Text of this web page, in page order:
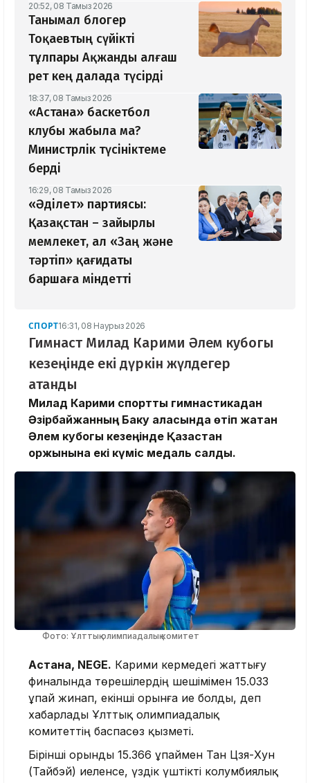
20:52, 08 Тамыз 2026
Танымал блогер
Тоқаевтың сүйікті
тұлпары Ақжанды алғаш
рет кең далада түсірді
18:37, 08 Тамыз 2026
«Астана» баскетбол
клубы жабыла ма?
Министрлік түсініктеме
берді
16:29, 08 Тамыз 2026
«Әділет» партиясы:
Қазақстан – зайырлы
мемлекет, ал «Заң және
тәртіп» қағидаты
баршаға міндетті
СПОРТ16:31, 08 Наурыз 2026
Гимнаст Милад Карими Әлем кубогы
кезеңінде екі дүркін жүлдегер
атанды
Милад Карими спорттық гимнастикадан
Әзірбайжанның Баку қаласында өтіп жатқан
Әлем кубогы кезеңінде Қазақстан
қоржынына екі күміс медаль салды.
Фото: Ұлттық олимпиадалық комитет
Астана, NEGE. Карими кермедегі жаттығу
финалында төрешілердің шешімімен 15.033
ұпай жинап, екінші орынға ие болды, деп
хабарлады Ұлттық олимпиадалық
комитеттің баспасөз қызметі.
Бірінші орынды 15.366 ұпаймен Тан Цзя-Хун
(Тайбэй) иеленсе, үздік үштікті колумбиялық